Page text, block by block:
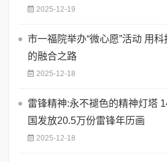
2025-12-19
市一福院举办“微心愿”活动 用
的融合之路
2025-12-18
雷锋精神:永不褪色的精神灯塔
国发放20.5万份雷锋年历画
2025-12-18